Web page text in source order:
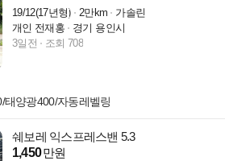
19/12(17년형) 2만km
가솔린
개인 전재홍
경기 용인시
3일전
조회 708
태양광400/자동레벨링
쉐보레 익스프레스밴 5.3
1,450만원